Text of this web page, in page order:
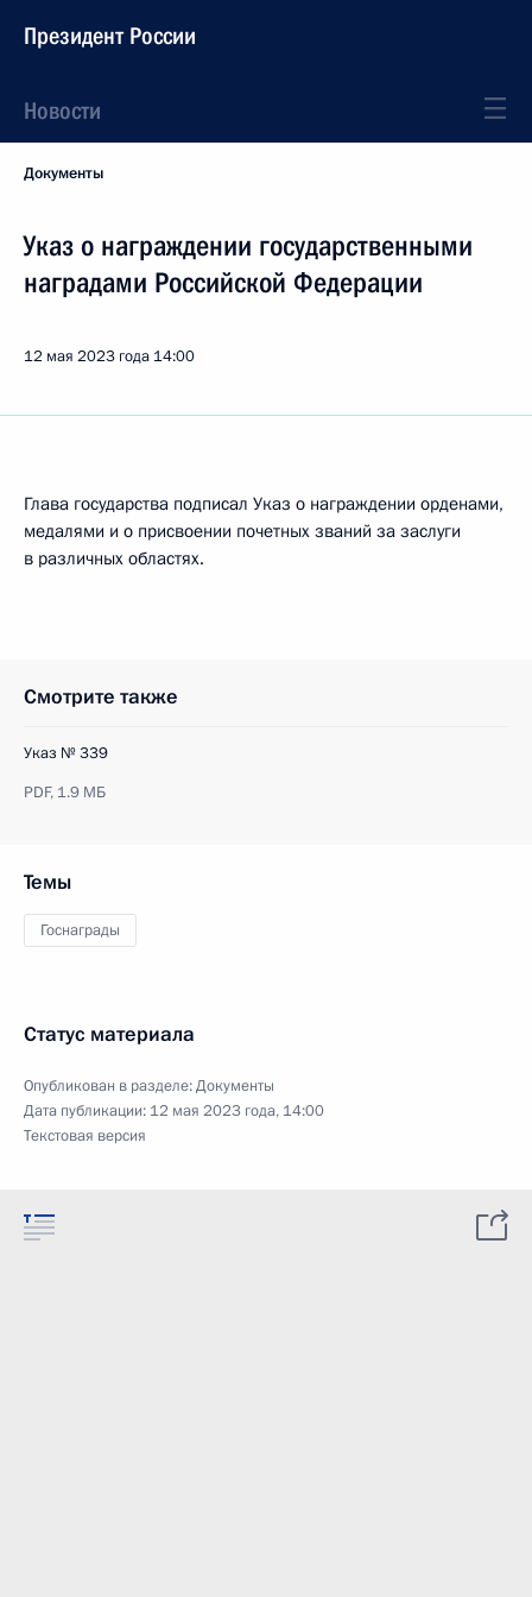
Президент России
Новости
Документы
Указ о награждении государственными
наградами Российской Федерации
12 мая 2023 года 14:00
Глава государства подписал Указ о награждении орденами,
медалями и о присвоении почетных званий за заслуги
в различных областях.
Смотрите также
Указ № 339
PDF, 1.9 МБ
Темы
Госнаграды
Статус материала
Опубликован в разделе:Документы
Дата публикации: 12 мая 2023 года, 14:00
Текстовая версия